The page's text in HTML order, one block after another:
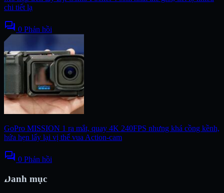
chi tiết lạ
forum 0 Phản hồi
GoPro MISSION 1 ra mắt, quay 4K 240FPS nhưng khá cồng kềnh,
hứa hẹn lấy lại vị thế vua Action-cam
forum 0 Phản hồi
Danh mục